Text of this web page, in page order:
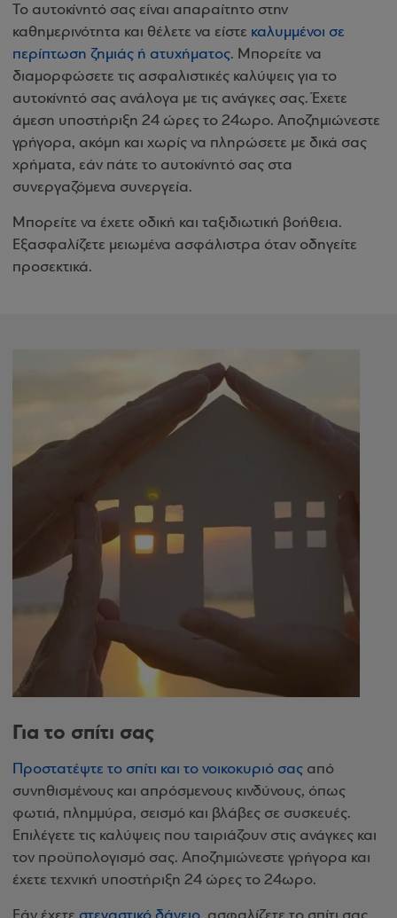
Το αυτοκίνητό σας είναι απαραίτητο στην
καθημερινότητα και θέλετε να είστε καλυμμένοι σε
περίπτωση ζημιάς ή ατυχήματος. Μπορείτε να
διαμορφώσετε τις ασφαλιστικές καλύψεις για το
αυτοκίνητό σας ανάλογα με τις ανάγκες σας. Έχετε
άμεση υποστήριξη 24 ώρες το 24ωρο. Αποζημιώνεστε
γρήγορα, ακόμη και χωρίς να πληρώσετε με δικά σας
χρήματα, εάν πάτε το αυτοκίνητό σας στα
συνεργαζόμενα συνεργεία.
Μπορείτε να έχετε οδική και ταξιδιωτική βοήθεια.
Εξασφαλίζετε μειωμένα ασφάλιστρα όταν οδηγείτε
προσεκτικά.
Για το σπίτι σας
Προστατέψτε το σπίτι και το νοικοκυριό σας από
συνηθισμένους και απρόσμενους κινδύνους, όπως
φωτιά, πλημμύρα, σεισμό και βλάβες σε συσκευές.
Επιλέγετε τις καλύψεις που ταιριάζουν στις ανάγκες και
τον προϋπολογισμό σας. Αποζημιώνεστε γρήγορα και
έχετε τεχνική υποστήριξη 24 ώρες το 24ωρο.